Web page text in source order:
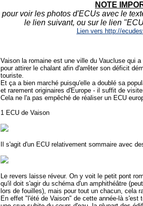
NOTE
pour voir les photos d'ECUs avec le
le lien suivant, ou sur le lien
Lien vers http://
Vaison la romaine est une ville du Vaucluse qui
pour attirer le chalant afin d'arrêter son déficit
touriste.
Et ça a bien marché puisqu'elle a doublé sa
et rarement originaires d'Europe - il suffit de
Cela ne l'a pas empêché de réaliser un ECU
1 ECU de Vaison
Il s'agit d'un ECU relativement sommaire avec
Le revers laisse réveur. On y voit le petit pont
qu'il doit s'agir du schéma d'un amphithéâtre
lors de fouilles), mais pour tout un chacun, cela
En effet "l'été de Vaison" de cette année-là